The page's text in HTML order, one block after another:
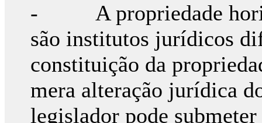
- A propriedade
são institutos jurídicos
constituição da
mera alteração jurídica
legislador pode